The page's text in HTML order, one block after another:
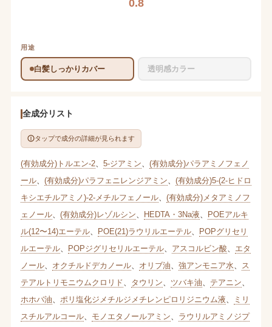
0.8
用途
白髪しっかりカバー 透明感カラー
全成分リスト
タップで成分の詳細が見られます
(有効成分)トルエン-2、 5-ジアミン
(有効成分)パラアミノフェノ
ール、 (有効成分)パラフェニレンジアミン
(有効成分)5-(2-ヒドロ
キシエチルアミノ)-2-メチルフェノール、 (有効成分)メタアミノフ
ェノール、 (有効成分)レゾルシン HEDTA・3Na液
POEアルキ
ル(12〜14)エーテル、 POE(21)ラウリルエーテル、 POPグリセリ
ルエーテル、 POPジグリセリルエーテル、 アスコルビン酸
エタ
ノール、 オクチルドデカノール、 オリブ油 強アンモニア水
ス
テアルトリモニウムクロリド
タウリン ツバキ油 テアニン
ホホバ油
ポリ塩化ジメチルジメチレンピロリジニウム液
ミリ
スチルアルコール、 モノエタノールアミン
ラウリルアミノジプ